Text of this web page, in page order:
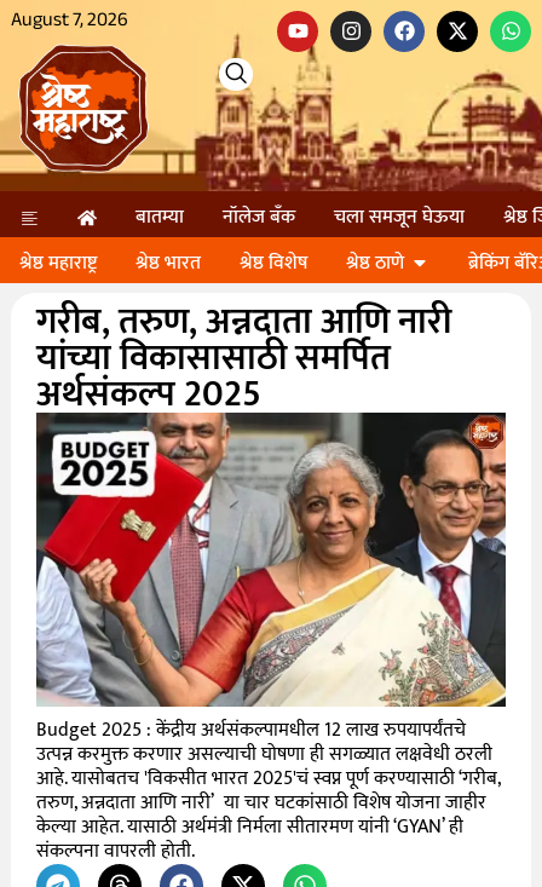
August 7, 2026
बातम्या नॉलेज बॅंक चला समजून घेऊया
श्रेष्ठ
श्रेष्ठ महाराष्ट्र
श्रेष्ठ भारत श्रेष्ठ विशेष श्रेष्ठ ठाणे ब्रेकिंग
गरीब, तरुण, अन्नदाता आणि नारी
यांच्या विकासासाठी समर्पित
अर्थसंकल्प 2025
Budget 2025 : केंद्रीय अर्थसंकल्पामधील 12 लाख रुपयापर्यंतचे
उत्पन्न करमुक्त करणार असल्याची घोषणा ही सगळ्यात लक्षवेधी ठरली
आहे. यासोबतच 'विकसीत भारत 2025'चं स्वप्न पूर्ण करण्यासाठी ‘गरीब,
तरुण, अन्नदाता आणि नारी’ या चार घटकांसाठी विशेष योजना जाहीर
केल्या आहेत. यासाठी अर्थमंत्री निर्मला सीतारमण यांनी ‘GYAN’ ही
संकल्पना वापरली होती.